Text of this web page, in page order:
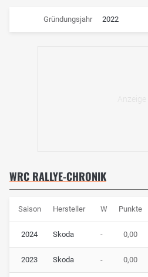
Gründungsjahr 2022
WRC RALLYE-CHRONIK
Saison Hersteller W Punkte
2024 Skoda - 0,00
2023 Skoda - 0,00